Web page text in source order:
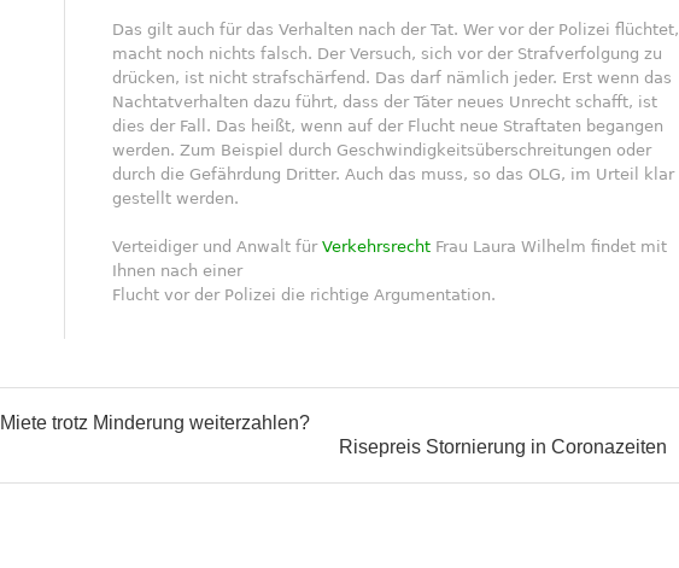
Das gilt auch für das Verhalten nach der Tat. Wer vor der Polizei flüchtet,
macht noch nichts falsch. Der Versuch, sich vor der Strafverfolgung zu
drücken, ist nicht strafschärfend. Das darf nämlich jeder. Erst wenn das
Nachtatverhalten dazu führt, dass der Täter neues Unrecht schafft, ist
dies der Fall. Das heißt, wenn auf der Flucht neue Straftaten begangen
werden. Zum Beispiel durch Geschwindigkeitsüberschreitungen oder
durch die Gefährdung Dritter. Auch das muss, so das OLG, im Urteil klar
gestellt werden.
Verteidiger und Anwalt für Verkehrsrecht Frau Laura Wilhelm findet mit
Ihnen nach einer
Flucht vor der Polizei die richtige Argumentation.
trotz Minderung weiterzahlen?
Risepreis Stornierung in Coronazeiten